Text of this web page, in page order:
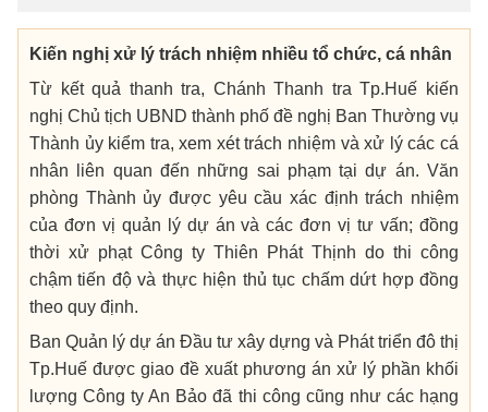
Kiến nghị xử lý trách nhiệm nhiều tổ chức, cá nhân
Từ kết quả thanh tra, Chánh Thanh tra Tp.Huế kiến
nghị Chủ tịch UBND thành phố đề nghị Ban Thường vụ
Thành ủy kiểm tra, xem xét trách nhiệm và xử lý các cá
nhân liên quan đến những sai phạm tại dự án. Văn
phòng Thành ủy được yêu cầu xác định trách nhiệm
của đơn vị quản lý dự án và các đơn vị tư vấn; đồng
thời xử phạt Công ty Thiên Phát Thịnh do thi công
chậm tiến độ và thực hiện thủ tục chấm dứt hợp đồng
theo quy định.
Ban Quản lý dự án Đầu tư xây dựng và Phát triển đô thị
Tp.Huế được giao đề xuất phương án xử lý phần khối
lượng Công ty An Bảo đã thi công cũng như các hạng